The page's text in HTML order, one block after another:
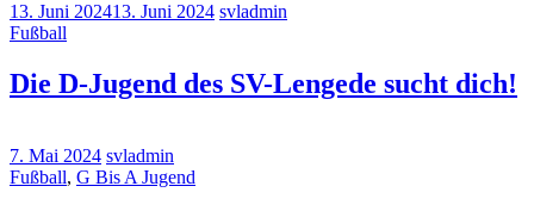
13. Juni 202413. Juni 2024 svladmin
Fußball
Die D-Jugend des SV-Lengede sucht dich!
7. Mai 2024 svladmin
Fußball, G Bis A Jugend